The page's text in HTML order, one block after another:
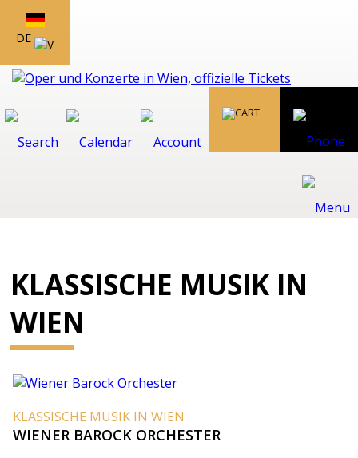
DE
KLASSISCHE MUSIK IN
WIEN
KLASSISCHE MUSIK IN WIEN
WIENER BAROCK ORCHESTER